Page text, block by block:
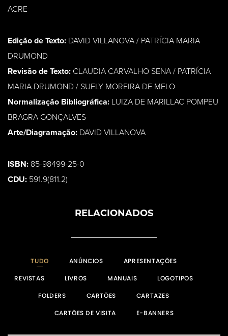
ACRE
Edição de Texto: DAVID VILLANOVA / PATRÍCIA MARIA
DRUMOND
Revisão de Texto: CLAUDIA CARVALHO SENA / PATRÍCIA
MARIA DRUMOND / SUELY MOREIRA DE MELO
Normalização Bibliográfica: LUIZA DE MARILLAC POMPEU
BRAGRA GONÇALVES
Arte/Diagramação: DAVID VILLANOVA
ISBN: 85-98499-25-0
CDU: 591.9(811.2)
RELACIONADOS
TUDO ANÚNCIOS
APRESENTAÇÕES
REVISTAS
LIVROS MANUAIS
LOGOTIPOS
FOLDERS
CARTÕES
CARTAZES
CARTÕES DE VISITA
E-BANNERS